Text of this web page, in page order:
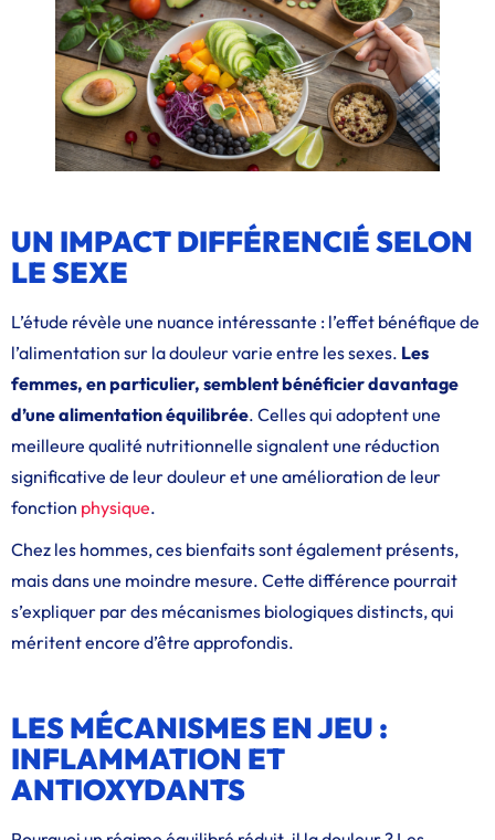
UN IMPACT DIFFÉRENCIÉ SELON
LE SEXE
L’étude révèle une nuance intéressante : l’effet bénéfique de
l’alimentation sur la douleur varie entre les sexes. Les
femmes, en particulier, semblent bénéficier davantage
d’une alimentation équilibrée. Celles qui adoptent une
meilleure qualité nutritionnelle signalent une réduction
significative de leur douleur et une amélioration de leur
fonction physique.
Chez les hommes, ces bienfaits sont également présents,
mais dans une moindre mesure. Cette différence pourrait
s’expliquer par des mécanismes biologiques distincts, qui
méritent encore d’être approfondis.
LES MÉCANISMES EN JEU :
INFLAMMATION ET
ANTIOXYDANTS